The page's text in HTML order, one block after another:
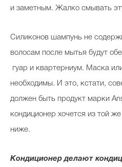
и заметным. Жалко смывать
Силиконов шампунь не
волосам после мытья будут
гуар и квартерниум. Маска
необходимы. И это, кстати,
должен быть продукт марки
кондиционер хочется из той
ниже.
Кондиционер делают